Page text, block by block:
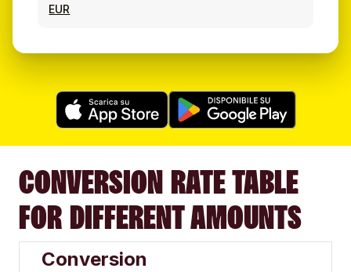
EUR
CONVERSION RATE TABLE
FOR DIFFERENT AMOUNTS
Conversion